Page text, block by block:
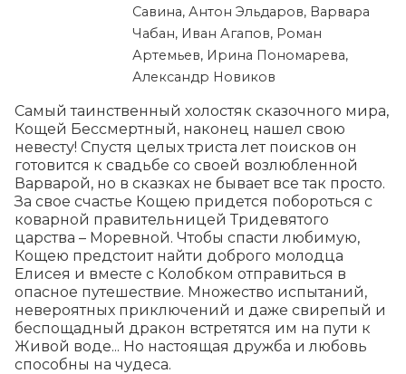
Савина, Антон Эльдаров, Варвара
Чабан, Иван Агапов, Роман
Артемьев, Ирина Пономарева,
Александр Новиков
Самый таинственный холостяк сказочного мира,
Кощей Бессмертный, наконец нашел свою
невесту! Спустя целых триста лет поисков он
готовится к свадьбе со своей возлюбленной
Варварой, но в сказках не бывает все так просто.
За свое счастье Кощею придется побороться с
коварной правительницей Тридевятого
царства – Моревной. Чтобы спасти любимую,
Кощею предстоит найти доброго молодца
Елисея и вместе с Колобком отправиться в
опасное путешествие. Множество испытаний,
невероятных приключений и даже свирепый и
беспощадный дракон встретятся им на пути к
Живой воде... Но настоящая дружба и любовь
способны на чудеса.